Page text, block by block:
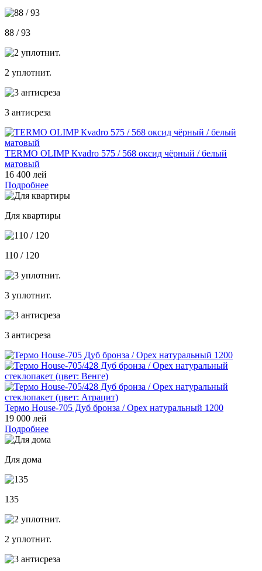
88 / 93
2 уплотнит.
3 антисреза
TERMO OLIMP Кvadro 575 / 568 оксид чёрный / белый
матовый
16 400 лей
Подробнее
Для квартиры
110 / 120
3 уплотнит.
3 антисреза
Термо House-705 Дуб бронза / Орех натуральный 1200
19 000 лей
Подробнее
Для дома
135
2 уплотнит.